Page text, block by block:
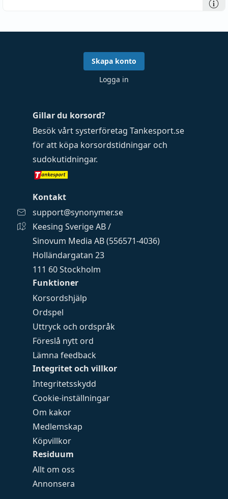
Funktioner
Korsordshjälp
Ordspel
Uttryck och ordspråk
Föreslå nytt ord
Lämna feedback
Integritet och villkor
Integritetsskydd
Cookie-inställningar
Om kakor
Medlemskap
Köpvillkor
Residuum
Allt om oss
Annonsera
Gillar du korsord?
Besök vårt systerföretag Tankesport.se
för att köpa korsordstidningar och
sudokutidningar.
Kontakt
support@synonymer.se
Keesing Sverige AB /
Sinovum Media AB (556571-4036)
Holländargatan 23
111 60 Stockholm
Skapa konto
Logga in